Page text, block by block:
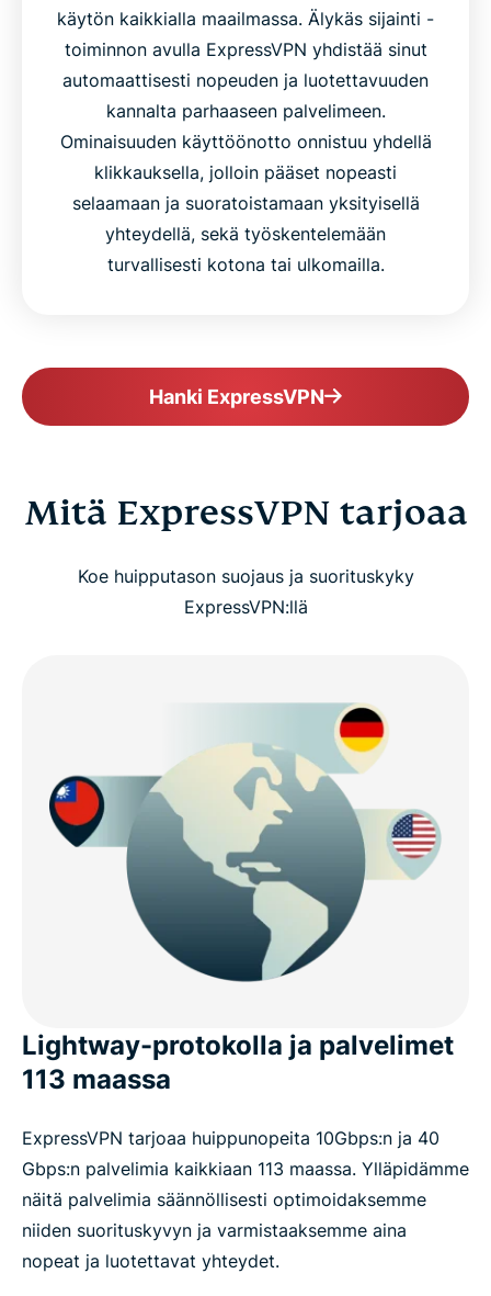
käytön kaikkialla maailmassa. Älykäs sijainti -
toiminnon avulla ExpressVPN yhdistää sinut
automaattisesti nopeuden ja luotettavuuden
kannalta parhaaseen palvelimeen.
Ominaisuuden käyttöönotto onnistuu yhdellä
klikkauksella, jolloin pääset nopeasti
selaamaan ja suoratoistamaan yksityisellä
yhteydellä, sekä työskentelemään
turvallisesti kotona tai ulkomailla.
Hanki ExpressVPN
Mitä ExpressVPN tarjoaa
Koe huipputason suojaus ja suorituskyky
ExpressVPN:llä
Lightway-protokolla ja palvelimet
113 maassa
ExpressVPN tarjoaa huippunopeita 10Gbps:n ja 40
Gbps:n palvelimia kaikkiaan 113 maassa. Ylläpidämme
näitä palvelimia säännöllisesti optimoidaksemme
niiden suorituskyvyn ja varmistaaksemme aina
nopeat ja luotettavat yhteydet.